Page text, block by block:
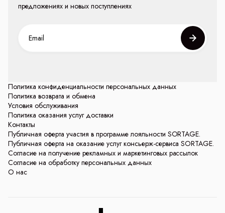
Политика конфиденциальности персональных данных
Политика возврата и обмена
Условия обслуживания
Политика оказания услуг доставки
Контакты
Публичная оферта участия в программе лояльности SORTAGE.
Публичная оферта на оказание услуг консьерж-сервиса SORTAGE.
Согласие на получение рекламных и маркетинговых рассылок
Согласие на обработку персональных данных
О нас
предложениях и новых поступлениях